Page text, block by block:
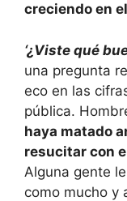
creciendo en
‘¿Viste qué
una pregunta
eco en las
pública.
haya matado
resucitar con
Alguna gente
como mucho y